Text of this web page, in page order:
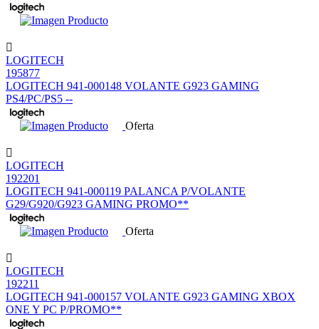
LOGITECH
195877
LOGITECH 941-000148 VOLANTE G923 GAMING
PS4/PC/PS5 --
Oferta
LOGITECH
192201
LOGITECH 941-000119 PALANCA P/VOLANTE
G29/G920/G923 GAMING PROMO**
Oferta
LOGITECH
192211
LOGITECH 941-000157 VOLANTE G923 GAMING XBOX
ONE Y PC P/PROMO**